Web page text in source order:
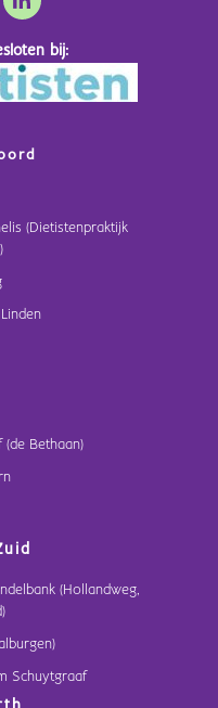
bij:
(Dietistenpraktijk
(de Bethaan)
(Hollandweg,
Schuytgraaf